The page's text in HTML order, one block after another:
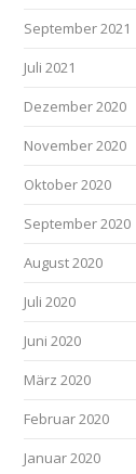
September 2021
Juli 2021
Dezember 2020
November 2020
Oktober 2020
September 2020
August 2020
Juli 2020
Juni 2020
März 2020
Februar 2020
Januar 2020